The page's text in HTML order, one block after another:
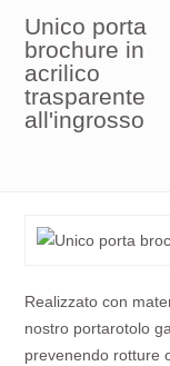
Unico porta
brochure in
acrilico
trasparente
all'ingrosso
Realizzato con
nostro portarotolo
prevenendo rotture